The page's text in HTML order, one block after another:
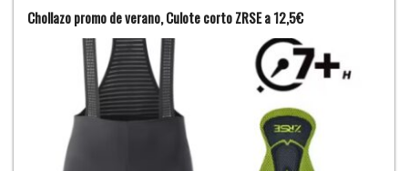
Chollazo promo de verano, Culote corto ZRSE a 12,5€